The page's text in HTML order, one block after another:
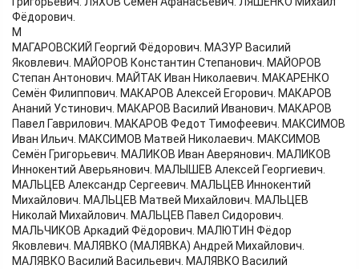
Фёдорович.
М
МАГАРОВСКИЙ Георгий Фёдорович. МАЗУР Василий
Яковлевич. МАЙОРОВ Константин Степанович. МАЙОРОВ
Степан Антонович. МАЙТАК Иван Николаевич. МАКАРЕНКО
Семён Филиппович. МАКАРОВ Алексей Егорович. МАКАРОВ
Ананий Устинович. МАКАРОВ Василий Иванович. МАКАРОВ
Павел Гаврилович. МАКАРОВ Федот Тимофеевич. МАКСИМОВ
Иван Ильич. МАКСИМОВ Матвей Николаевич. МАКСИМОВ
Семён Григорьевич. МАЛИКОВ Иван Аверянович. МАЛИКОВ
Иннокентий Аверьянович. МАЛЫШЕВ Алексей Георгиевич.
МАЛЬЦЕВ Александр Сергеевич. МАЛЬЦЕВ Иннокентий
Михайлович. МАЛЬЦЕВ Матвей Михайлович. МАЛЬЦЕВ
Николай Михайлович. МАЛЬЦЕВ Павел Сидорович.
МАЛЬЧИКОВ Аркадий Фёдорович. МАЛЮТИН Фёдор
Яковлевич. МАЛЯВКО (МАЛЯВКА) Андрей Михайлович.
МАЛЯВКО Василий Васильевич. МАЛЯВКО Василий